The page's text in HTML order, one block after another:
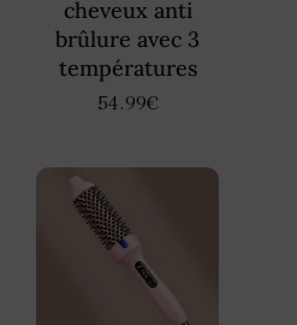
cheveux anti
brûlure avec 3
températures
54.99€